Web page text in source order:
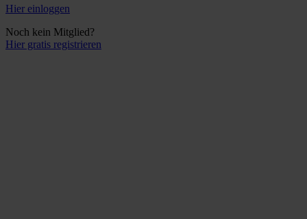
Hier einloggen
Noch kein Mitglied?
Hier gratis registrieren